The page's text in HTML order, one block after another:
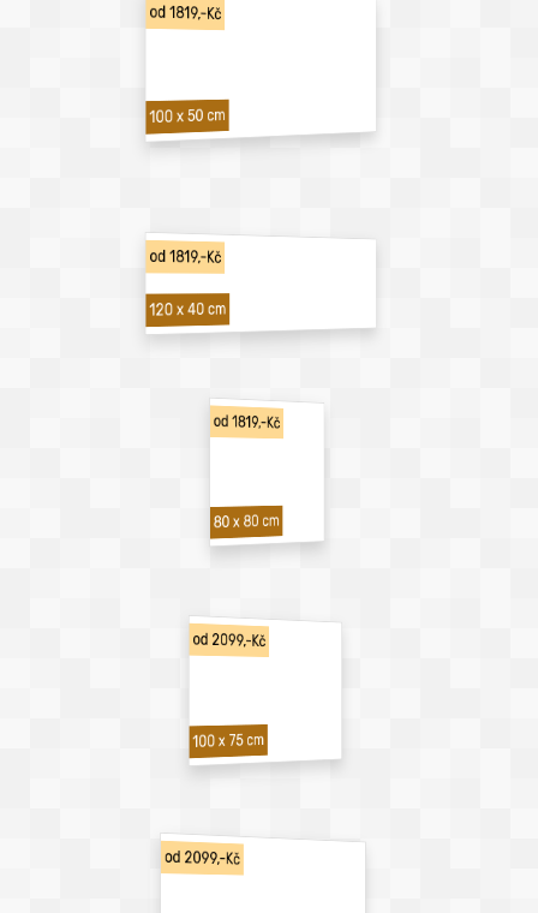
od 1819,-Kč
100 x 50 cm
od 1819,-Kč
120 x 40 cm
od 1819,-Kč
80 x 80 cm
od 2099,-Kč
100 x 75 cm
od 2099,-Kč